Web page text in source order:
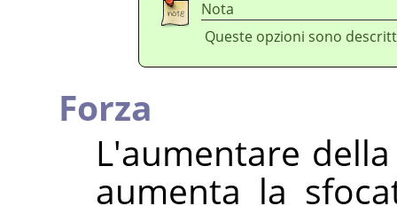
Nota
Queste opzioni sono
Forza
L'aumentare
aumenta la